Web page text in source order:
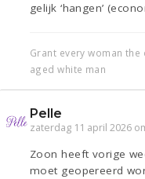
gelijk ‘hangen’
Grant every woman
aged white man
Pelle
zaterdag 11 april 2026
Zoon heeft vorige
moet geopereerd